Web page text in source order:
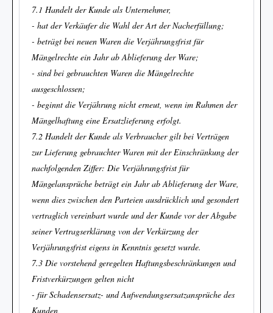
7.1 Handelt der Kunde als Unternehmer,
- hat der Verkäufer die Wahl der Art der Nacherfüllung;
- beträgt bei neuen Waren die Verjährungsfrist für
Mängelrechte ein Jahr ab Ablieferung der Ware;
- sind bei gebrauchten Waren die Mängelrechte
ausgeschlossen;
- beginnt die Verjährung nicht erneut, wenn im Rahmen der
Mängelhaftung eine Ersatzlieferung erfolgt.
7.2 Handelt der Kunde als Verbraucher gilt bei Verträgen
zur Lieferung gebrauchter Waren mit der Einschränkung der
nachfolgenden Ziffer: Die Verjährungsfrist für
Mängelansprüche beträgt ein Jahr ab Ablieferung der Ware,
wenn dies zwischen den Parteien ausdrücklich und gesondert
vertraglich vereinbart wurde und der Kunde vor der Abgabe
seiner Vertragserklärung von der Verkürzung der
Verjährungsfrist eigens in Kenntnis gesetzt wurde.
7.3 Die vorstehend geregelten Haftungsbeschränkungen und
Fristverkürzungen gelten nicht
- für Schadensersatz- und Aufwendungsersatzansprüche des
Kunden,